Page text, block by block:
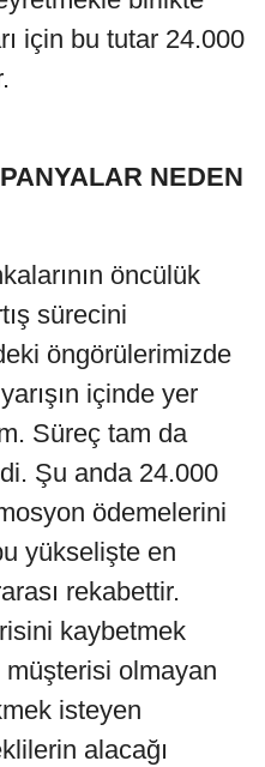
için bu tutar 24.000
NEDEN
öncülük
sürecini
öngörülerimizde
içinde yer
Süreç tam da
Şu anda 24.000
ödemelerini
yükselişte en
rekabettir.
kaybetmek
müşterisi olmayan
isteyen
alacağı